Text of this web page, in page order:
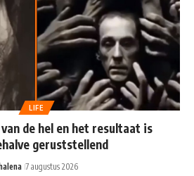
LIFE
de hel en het resultaat is
geruststellend
7 augustus 2026